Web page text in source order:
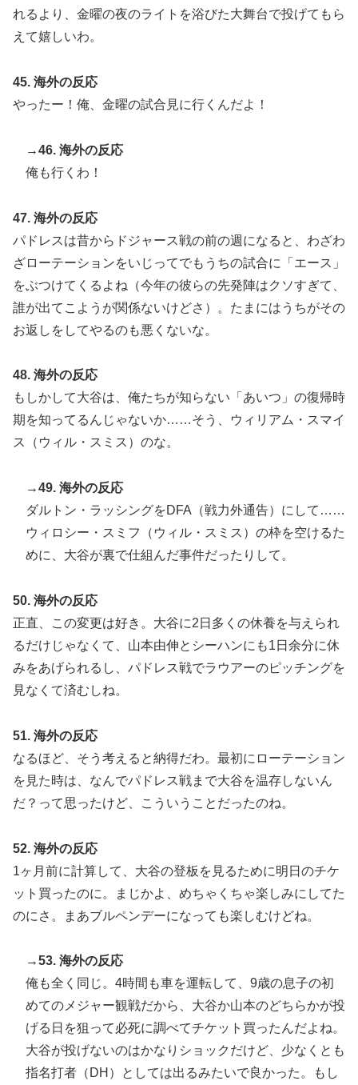
れるより、金曜の夜のライトを浴びた大舞台で投げてもら
えて嬉しいわ。
45. 海外の反応
やったー！俺、金曜の試合見に行くんだよ！
→46. 海外の反応
俺も行くわ！
47. 海外の反応
パドレスは昔からドジャース戦の前の週になると、わざわ
ざローテーションをいじってでもうちの試合に「エース」
をぶつけてくるよね（今年の彼らの先発陣はクソすぎて、
誰が出てこようが関係ないけどさ）。たまにはうちがその
お返しをしてやるのも悪くないな。
48. 海外の反応
もしかして大谷は、俺たちが知らない「あいつ」の復帰時
期を知ってるんじゃないか……そう、ウィリアム・スマイ
ス（ウィル・スミス）のな。
→49. 海外の反応
ダルトン・ラッシングをDFA（戦力外通告）にして……
ウィロシー・スミフ（ウィル・スミス）の枠を空けるた
めに、大谷が裏で仕組んだ事件だったりして。
50. 海外の反応
正直、この変更は好き。大谷に2日多くの休養を与えられ
るだけじゃなくて、山本由伸とシーハンにも1日余分に休
みをあげられるし、パドレス戦でラウアーのピッチングを
見なくて済むしね。
51. 海外の反応
なるほど、そう考えると納得だわ。最初にローテーション
を見た時は、なんでパドレス戦まで大谷を温存しないん
だ？って思ったけど、こういうことだったのね。
52. 海外の反応
1ヶ月前に計算して、大谷の登板を見るために明日のチケ
ット買ったのに。まじかよ、めちゃくちゃ楽しみにしてた
のにさ。まあブルペンデーになっても楽しむけどね。
→53. 海外の反応
俺も全く同じ。4時間も車を運転して、9歳の息子の初
めてのメジャー観戦だから、大谷か山本のどちらかが投
げる日を狙って必死に調べてチケット買ったんだよね。
大谷が投げないのはかなりショックだけど、少なくとも
指名打者（DH）としては出るみたいで良かった。もし